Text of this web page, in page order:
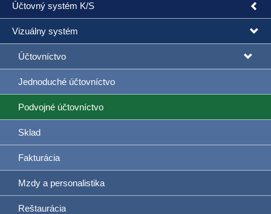
Účtovný systém K/S
Vizuálny systém
Účtovníctvo
Jednoduché účtovníctvo
Podvojné účtovníctvo
Sklad
Fakturácia
Mzdy a personalistika
Reštaurácia